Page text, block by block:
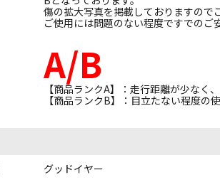
傷の拡大写真を掲載しておりますので
ご使用には問題のない程度ですでのご
A/B
【商品ランクA】：走行距離が少なく
【商品ランクB】：目立たない程度の
グッドイヤー